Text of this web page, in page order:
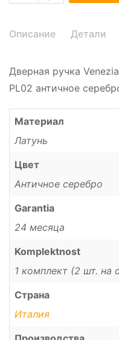
Описание Детали
Дверная ручка
PL02 античное
Материал
Латунь
Цвет
Античное серебро
Garantia
24 месяца
Komplektnost
1 комплект (2 шт. на
Страна
Италия